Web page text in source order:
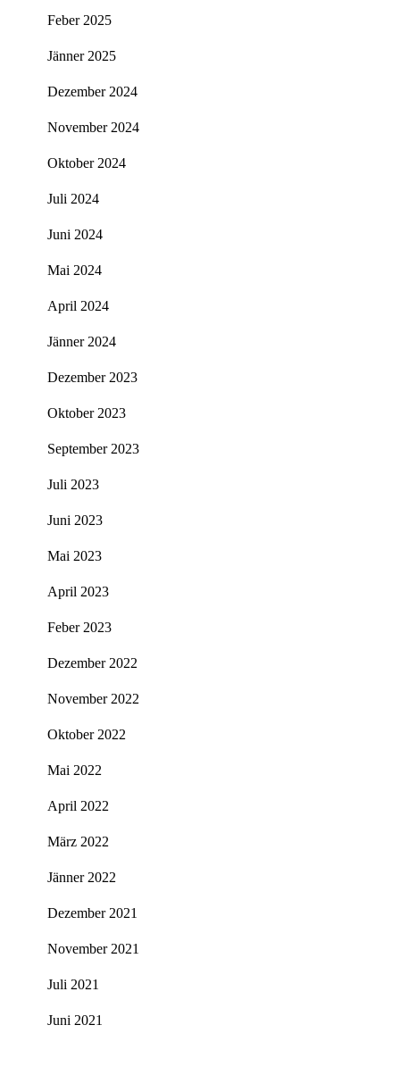
Feber 2025
Jänner 2025
Dezember 2024
November 2024
Oktober 2024
Juli 2024
Juni 2024
Mai 2024
April 2024
Jänner 2024
Dezember 2023
Oktober 2023
September 2023
Juli 2023
Juni 2023
Mai 2023
April 2023
Feber 2023
Dezember 2022
November 2022
Oktober 2022
Mai 2022
April 2022
März 2022
Jänner 2022
Dezember 2021
November 2021
Juli 2021
Juni 2021